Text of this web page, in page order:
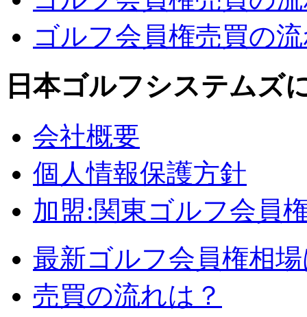
ゴルフ会員権売買の
日本ゴルフシステムズ
会社概要
個人情報保護方針
加盟:関東ゴルフ会員
最新ゴルフ会員権相
売買の流れは？